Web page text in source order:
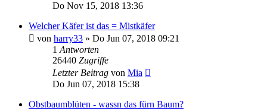
Do Nov 15, 2018 13:36
Welcher Käfer ist das = Mistkäfer
von harry33 » Do Jun 07, 2018 09:21
1 Antworten
26440 Zugriffe
Letzter Beitrag von Mia
Do Jun 07, 2018 15:38
Obstbaumblüten - wassn das fürn Baum?